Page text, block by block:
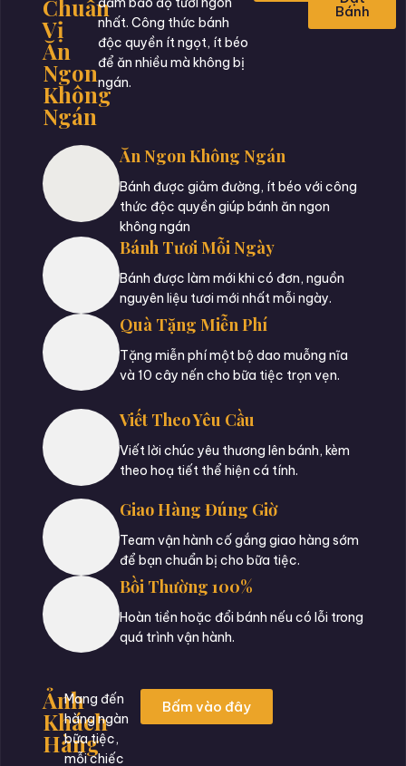
Chuẩn
Vị
Ăn
Ngon
Không
Ngán
nhất. Công thức bánh
độc quyền ít ngọt, ít béo
để ăn nhiều mà không bị
ngán.
Bánh
Ăn Ngon Không Ngán
Bánh được giảm đường, ít béo với công
thức độc quyền giúp bánh ăn ngon
không ngán
Bánh Tươi Mỗi Ngày
Bánh được làm mới khi có đơn, nguồn
nguyên liệu tươi mới nhất mỗi ngày.
Quà Tặng Miễn Phí
Tặng miễn phí một bộ dao muỗng nĩa
và 10 cây nến cho bữa tiệc trọn vẹn.
Viết Theo Yêu Cầu
Viết lời chúc yêu thương lên bánh, kèm
theo hoạ tiết thể hiện cá tính.
Giao Hàng Đúng Giờ
Team vận hành cố gắng giao hàng sớm
để bạn chuẩn bị cho bữa tiệc.
Bồi Thường 100%
Hoàn tiền hoặc đổi bánh nếu có lỗi trong
quá trình vận hành.
Ảnh
Khách
Hàng
Mang đến
hàng ngàn
bữa tiệc,
mỗi chiếc
Bấm vào đây